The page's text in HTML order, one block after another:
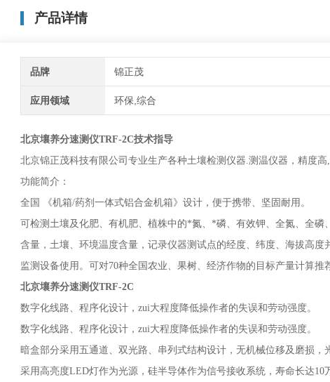
产品详情
品牌 锦正茂
应用领域 环保,综合
北京壤养分速测仪TRF-2C技术指导
北京锦正茂科技有限公司专业生产各种土壤检测仪器.测温仪器，精度
功能简介：
全国 《机箱/药剂一体式铝合金机箱》设计，便于携带、坚固耐用。
可检测土壤及化肥、有机肥、植株中的*氮、*磷、有效钾、全氮、全
含量，土壤、环境温度含量，记录仪器测试点的经度、纬度、海拔高
监测设备使用。可对70种全国农业、果树、经济作物的目标产量计算推
北京壤养分速测仪TRF-2C
数字化线路、程序化设计，zui大程度降低操作者的失误和劳动强度。
数字化线路、程序化设计，zui大程度降低操作者的失误和劳动强度。
暗盒部分采用五通道、双光路、串列式结构设计，无机械位移及磨损，
采用高亮度LED灯作为光源，硅半导体作为信号接收系统，寿命长达10